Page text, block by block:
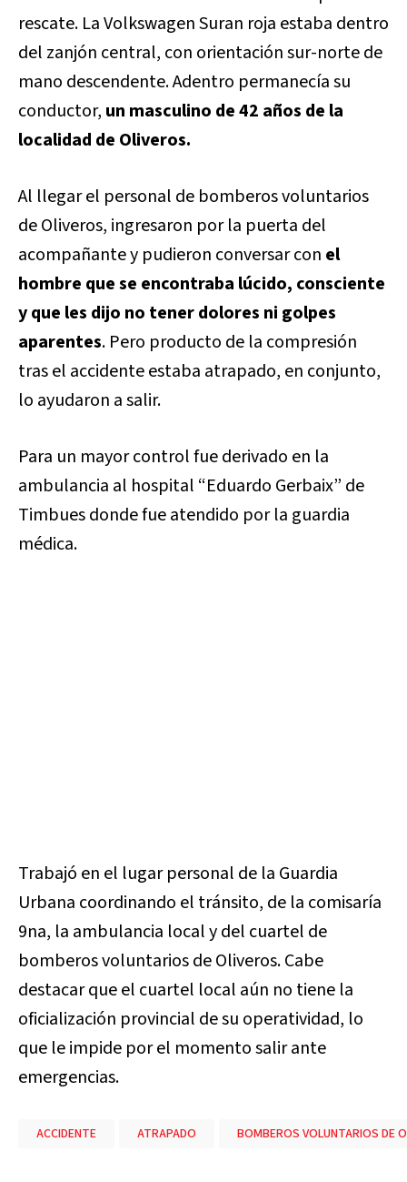
rescate. La Volkswagen Suran roja estaba dentro
del zanjón central, con orientación sur-norte de
mano descendente. Adentro permanecía su
conductor, un masculino de 42 años de la
localidad de Oliveros.
Al llegar el personal de bomberos voluntarios
de Oliveros, ingresaron por la puerta del
acompañante y pudieron conversar con el
hombre que se encontraba lúcido, consciente
y que les dijo no tener dolores ni golpes
aparentes. Pero producto de la compresión
tras el accidente estaba atrapado, en conjunto,
lo ayudaron a salir.
Para un mayor control fue derivado en la
ambulancia al hospital “Eduardo Gerbaix” de
Timbues donde fue atendido por la guardia
médica.
Trabajó en el lugar personal de la Guardia
Urbana coordinando el tránsito, de la comisaría
9na, la ambulancia local y del cuartel de
bomberos voluntarios de Oliveros. Cabe
destacar que el cuartel local aún no tiene la
oficialización provincial de su operatividad, lo
que le impide por el momento salir ante
emergencias.
ACCIDENTE ATRAPADO BOMBEROS VOLUNTARIOS DE